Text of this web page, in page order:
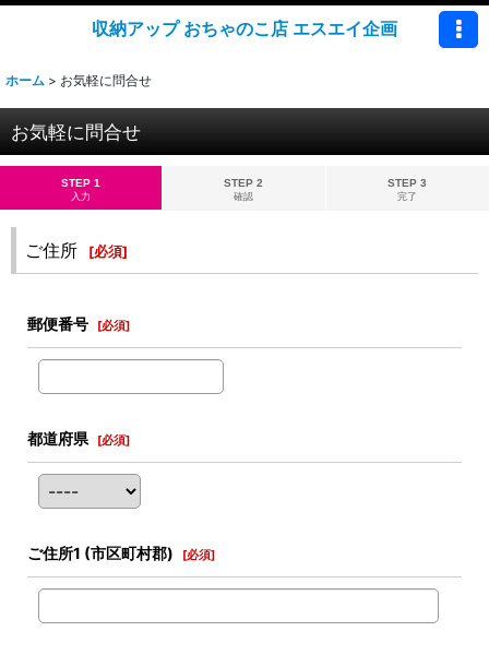
収納アップ おちゃのこ店 エスエイ企画
ホーム > お気軽に問合せ
お気軽に問合せ
STEP 1
入力
STEP 2
確認
STEP 3
完了
ご住所 [必須]
郵便番号 [必須]
都道府県 [必須]
ご住所1 (市区町村郡) [必須]